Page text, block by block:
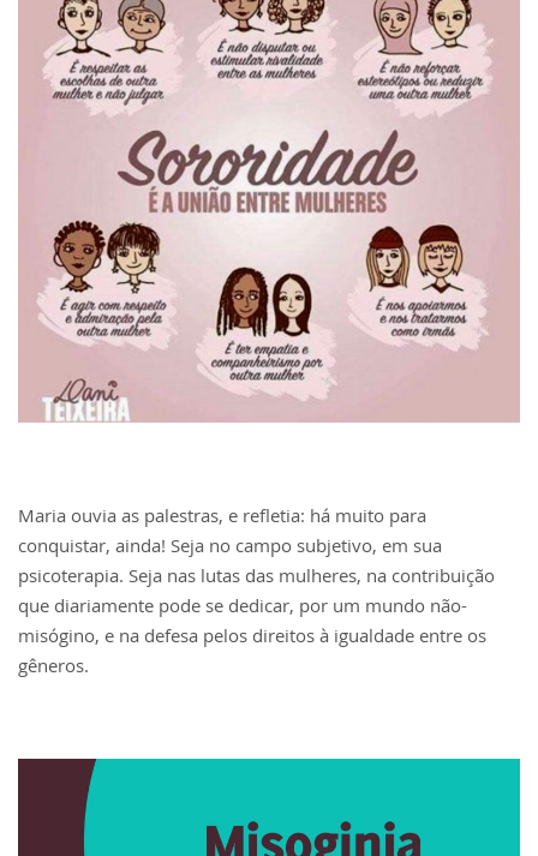
Maria ouvia as palestras, e refletia: há muito para
conquistar, ainda! Seja no campo subjetivo, em sua
psicoterapia. Seja nas lutas das mulheres, na contribuição
que diariamente pode se dedicar, por um mundo não-
misógino, e na defesa pelos direitos à igualdade entre os
gêneros.